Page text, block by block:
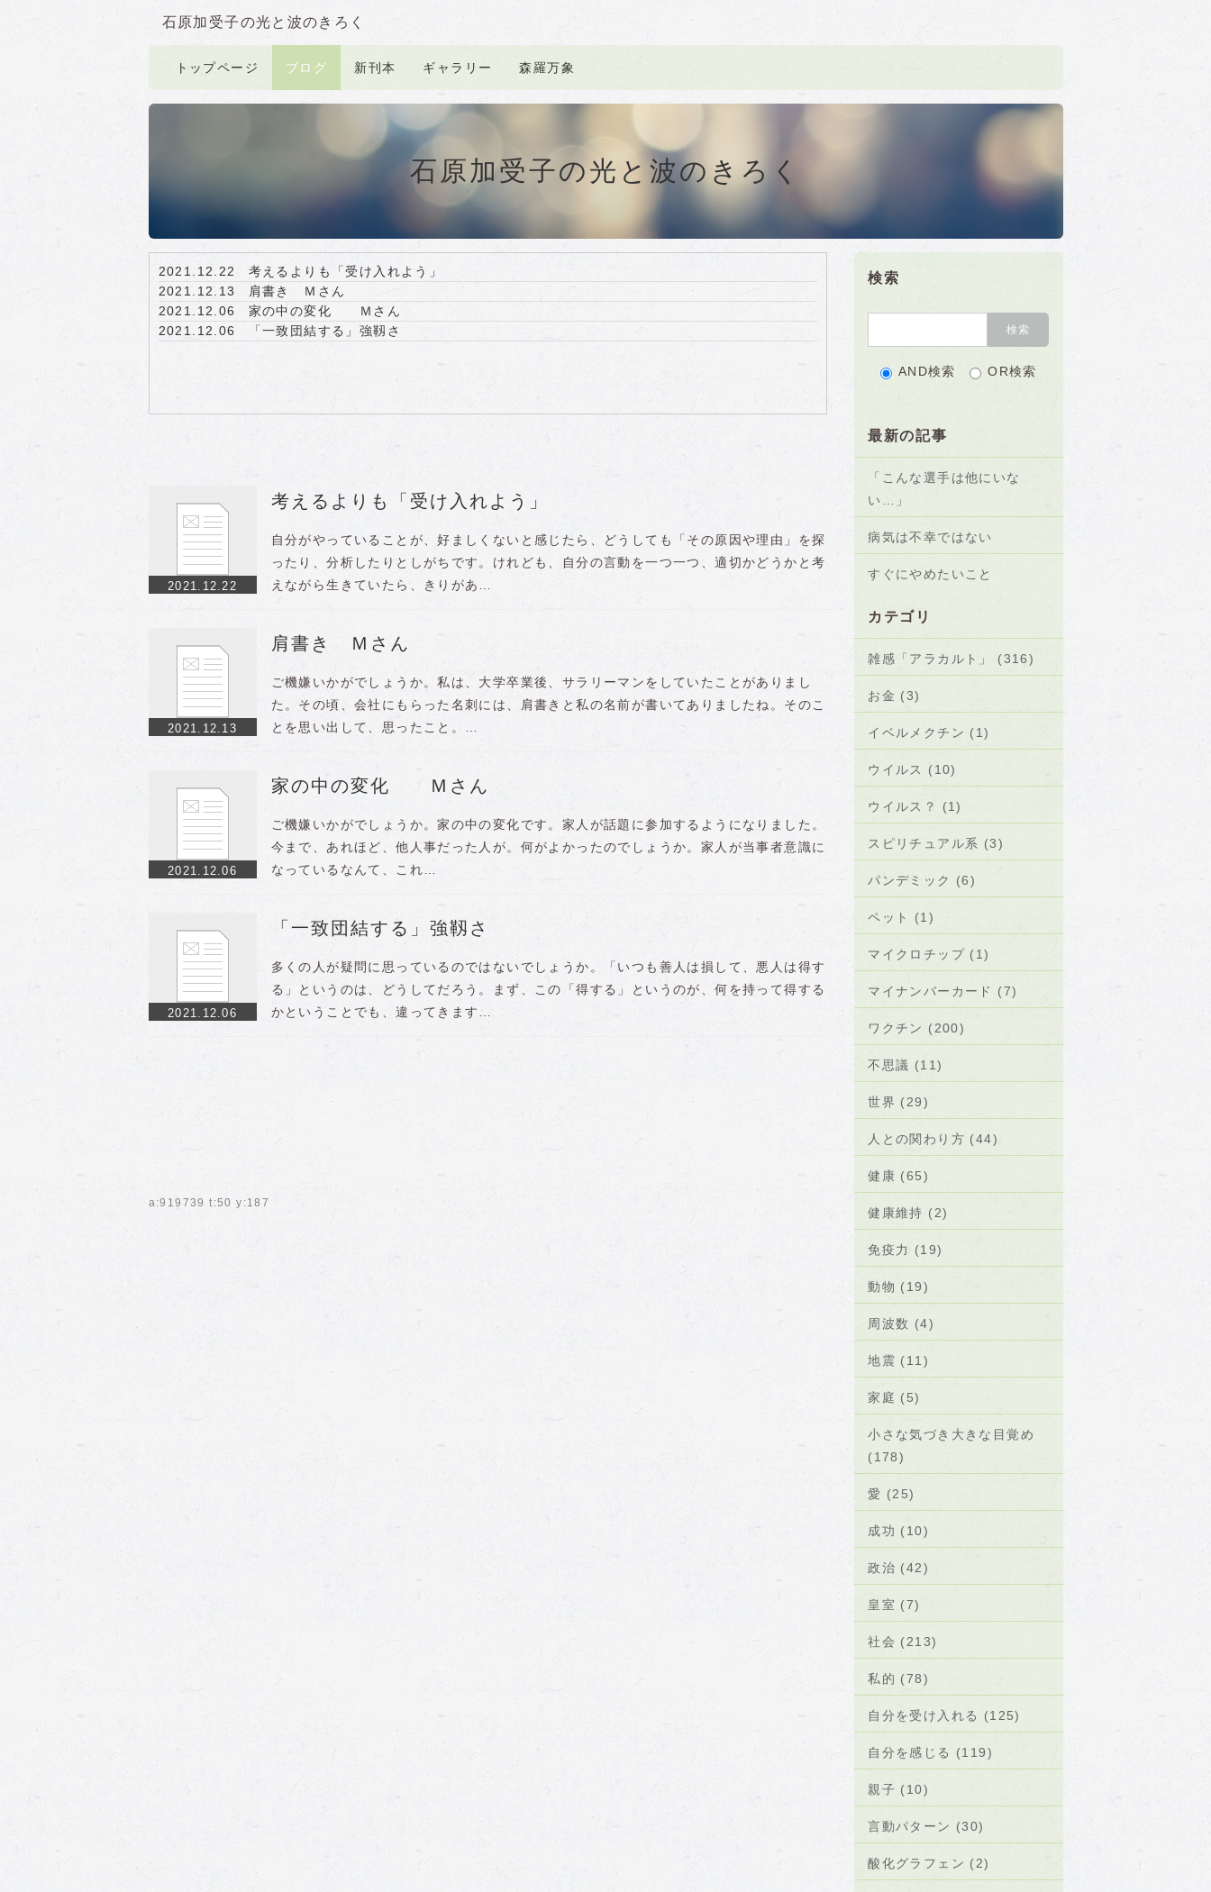
石原加受子の光と波のきろく
トップページ ブログ 新刊本 ギャラリー 森羅万象
石原加受子の光と波のきろく
2021.12.22
考えるよりも「受け入れよう」
2021.12.13
肩書き Ｍさん
2021.12.06
家の中の変化 Ｍさん
2021.12.06
「一致団結する」強靱さ
2021.12.22
考えるよりも「受け入れよう」
自分がやっていることが、好ましくないと感じたら、どうしても「その原因や理由」を探
ったり、分析したりとしがちです。けれども、自分の言動を一つ一つ、適切かどうかと考
えながら生きていたら、きりがあ…
2021.12.13
肩書き Ｍさん
ご機嫌いかがでしょうか。私は、大学卒業後、サラリーマンをしていたことがありまし
た。その頃、会社にもらった名刺には、肩書きと私の名前が書いてありましたね。そのこ
とを思い出して、思ったこと。…
2021.12.06
家の中の変化 Ｍさん
ご機嫌いかがでしょうか。家の中の変化です。家人が話題に参加するようになりました。
今まで、あれほど、他人事だった人が。何がよかったのでしょうか。家人が当事者意識に
なっているなんて、これ…
2021.12.06
「一致団結する」強靱さ
多くの人が疑問に思っているのではないでしょうか。「いつも善人は損して、悪人は得す
る」というのは、どうしてだろう。まず、この「得する」というのが、何を持って得する
かということでも、違ってきます…
a:919739 t:50 y:187
検索
AND検索 OR検索
最新の記事
「こんな選手は他にいな
い…」
病気は不幸ではない
すぐにやめたいこと
カテゴリ
雑感「アラカルト」 (316)
お金 (3)
イベルメクチン (1)
ウイルス (10)
ウイルス？ (1)
スピリチュアル系 (3)
パンデミック (6)
ペット (1)
マイクロチップ (1)
マイナンバーカード (7)
ワクチン (200)
不思議 (11)
世界 (29)
人との関わり方 (44)
健康 (65)
健康維持 (2)
免疫力 (19)
動物 (19)
周波数 (4)
地震 (11)
家庭 (5)
小さな気づき大きな目覚め
(178)
愛 (25)
成功 (10)
政治 (42)
皇室 (7)
社会 (213)
私的 (78)
自分を受け入れる (125)
自分を感じる (119)
親子 (10)
言動パターン (30)
酸化グラフェン (2)